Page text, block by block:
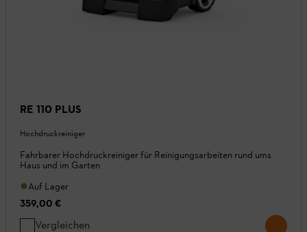
RE 110 PLUS
Hochdruckreiniger
Fahrbarer Hochdruckreiniger für Reinigungsarbeiten rund ums
Haus und im Garten
Auf Lager
359,00 €
Vergleichen